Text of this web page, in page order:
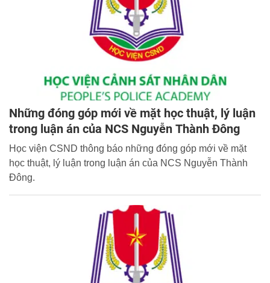
Những đóng góp mới về mặt học thuật, lý luận
trong luận án của NCS Nguyễn Thành Đông
Học viện CSND thông báo những đóng góp mới về mặt
học thuật, lý luận trong luận án của NCS Nguyễn Thành
Đông.